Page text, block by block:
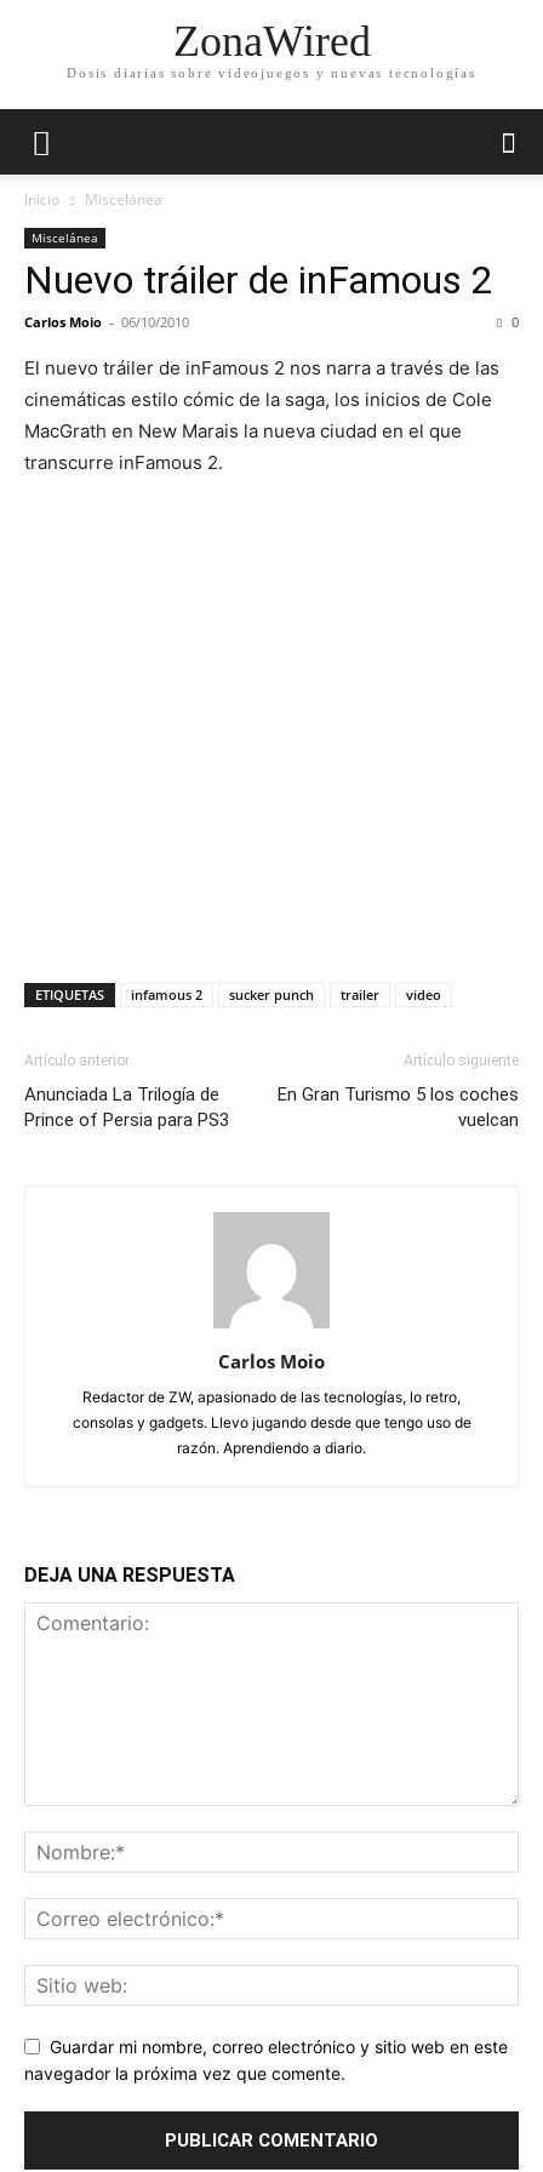
ZonaWired
Dosis diarias sobre videojuegos y nuevas tecnologías
Inicio Miscelánea
Miscelánea
Nuevo tráiler de inFamous 2
Carlos Moio - 06/10/2010 0
El nuevo tráiler de inFamous 2 nos narra a través de las
cinemáticas estilo cómic de la saga, los inicios de Cole
MacGrath en New Marais la nueva ciudad en el que
transcurre inFamous 2.
ETIQUETAS infamous 2 sucker punch trailer video
Artículo anterior
Anunciada La Trilogía de
Prince of Persia para PS3
Artículo siguiente
En Gran Turismo 5 los coches
vuelcan
Carlos Moio
Redactor de ZW, apasionado de las tecnologías, lo retro,
consolas y gadgets. Llevo jugando desde que tengo uso de
razón. Aprendiendo a diario.
DEJA UNA RESPUESTA
Guardar mi nombre, correo electrónico y sitio web en este
navegador la próxima vez que comente.